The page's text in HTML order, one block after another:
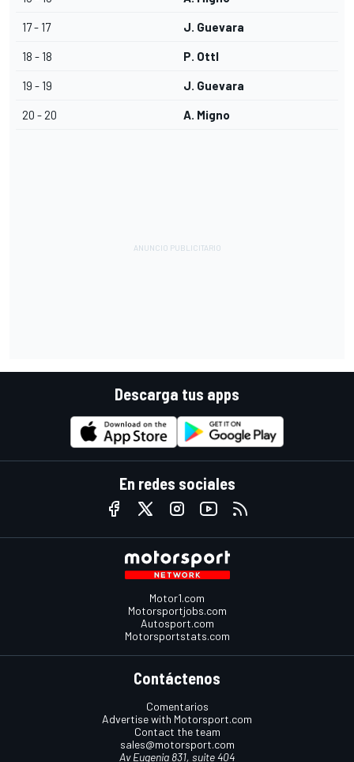
17 - 17 J. Guevara
18 - 18 P. Ottl
19 - 19 J. Guevara
20 - 20 A. Migno
Descarga tus apps
En redes sociales
Motor1.com
Motorsportjobs.com
Autosport.com
Motorsportstats.com
Contáctenos
Comentarios
Advertise with Motorsport.com
Contact the team
sales@motorsport.com
Av Eugenia 831, suite 404